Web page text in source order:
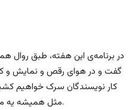
در برنامه‌ی این هفته، طبق روال
گفت و در هوای رقص و نمایش و
کار نویسندگان سرک خواهیم
مثل همیشه یه موسیقی زیبا رو در خودش گنجانده.